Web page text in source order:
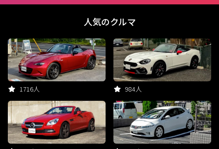
人気のクルマ
1716人 984人